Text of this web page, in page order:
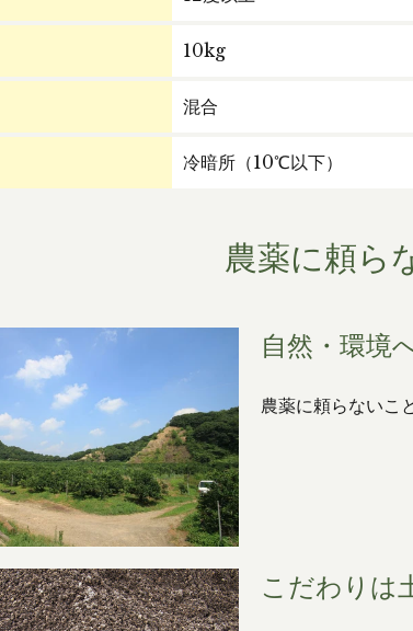
10kg
混合
冷暗所（10℃以下）
農薬に頼ら
自然・環境
農薬に頼らないこ
こだわりは